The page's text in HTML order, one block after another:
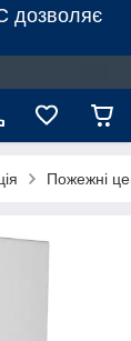
дозволяє
Пожежні